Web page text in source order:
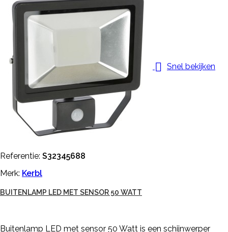
 Snel bekijken
Referentie: S32345688
Merk: Kerbl
BUITENLAMP LED MET SENSOR 50 WATT
Buitenlamp LED met sensor 50 Watt is een schijnwerper